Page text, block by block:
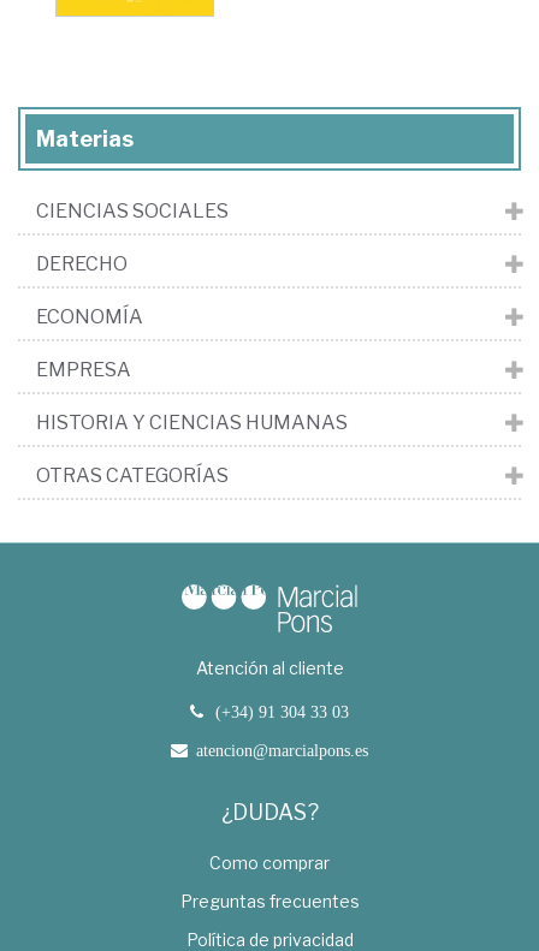
Materias
CIENCIAS SOCIALES
DERECHO
ECONOMÍA
EMPRESA
HISTORIA Y CIENCIAS HUMANAS
OTRAS CATEGORÍAS
Atención al cliente
(+34) 91 304 33 03
atencion@marcialpons.es
¿DUDAS?
Como comprar
Preguntas frecuentes
Política de privacidad